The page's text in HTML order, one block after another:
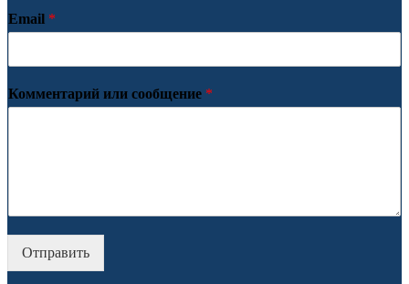
Email *
Комментарий или сообщение *
Отправить